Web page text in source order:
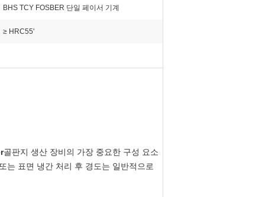
BHS TCY FOSBER 단일 페이서 기계
≥ HRC55'
골판지 생산 장비의 가장 중요한 구성 요소
는 표면 냉간 처리 후 경도는 일반적으로